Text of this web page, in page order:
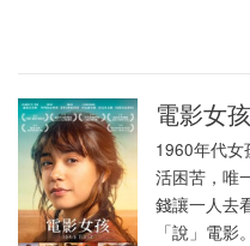
電影女孩
1960年代女
活困苦，唯
錢讓一人去
「說」電